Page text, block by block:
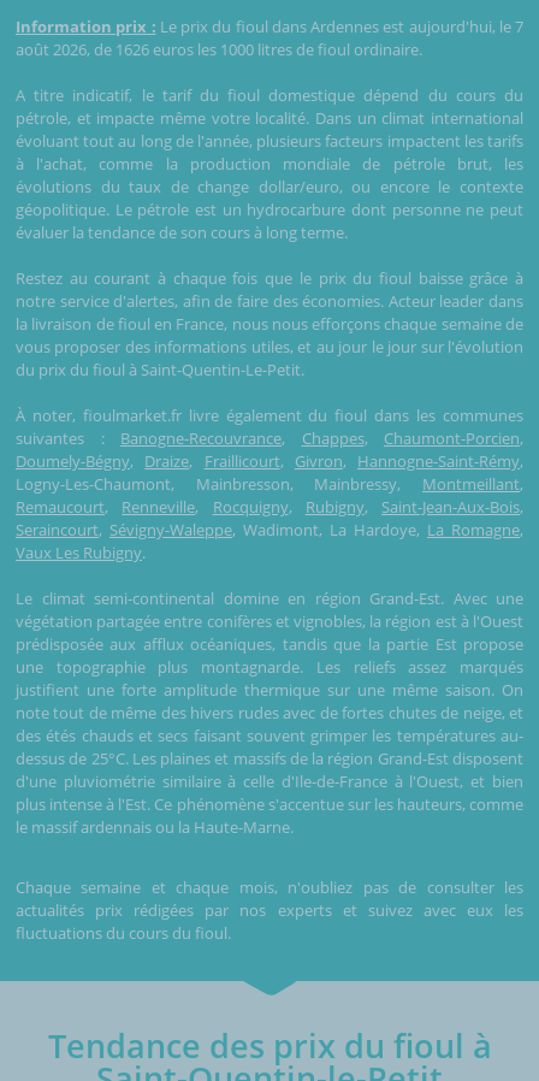
Information prix : Le prix du fioul dans Ardennes est aujourd'hui, le 7
août 2026, de 1626 euros les 1000 litres de fioul ordinaire.
A titre indicatif, le tarif du fioul domestique dépend du cours du
pétrole, et impacte même votre localité. Dans un climat international
évoluant tout au long de l'année, plusieurs facteurs impactent les tarifs
à l'achat, comme la production mondiale de pétrole brut, les
évolutions du taux de change dollar/euro, ou encore le contexte
géopolitique. Le pétrole est un hydrocarbure dont personne ne peut
évaluer la tendance de son cours à long terme.
Restez au courant à chaque fois que le prix du fioul baisse grâce à
notre service d'alertes, afin de faire des économies. Acteur leader dans
la livraison de fioul en France, nous nous efforçons chaque semaine de
vous proposer des informations utiles, et au jour le jour sur l'évolution
du prix du fioul à Saint-Quentin-Le-Petit.
À noter, fioulmarket.fr livre également du fioul dans les communes
suivantes : Banogne-Recouvrance, Chappes, Chaumont-Porcien,
Doumely-Bégny, Draize, Fraillicourt, Givron, Hannogne-Saint-Rémy,
Logny-Les-Chaumont, Mainbresson, Mainbressy, Montmeillant,
Remaucourt, Renneville, Rocquigny, Rubigny, Saint-Jean-Aux-Bois,
Seraincourt, Sévigny-Waleppe, Wadimont, La Hardoye, La Romagne,
Vaux Les Rubigny.
Le climat semi-continental domine en région Grand-Est. Avec une
végétation partagée entre conifères et vignobles, la région est à l'Ouest
prédisposée aux afflux océaniques, tandis que la partie Est propose
une topographie plus montagnarde. Les reliefs assez marqués
justifient une forte amplitude thermique sur une même saison. On
note tout de même des hivers rudes avec de fortes chutes de neige, et
des étés chauds et secs faisant souvent grimper les températures au-
dessus de 25°C. Les plaines et massifs de la région Grand-Est disposent
d'une pluviométrie similaire à celle d'Ile-de-France à l'Ouest, et bien
plus intense à l'Est. Ce phénomène s'accentue sur les hauteurs, comme
le massif ardennais ou la Haute-Marne.
Chaque semaine et chaque mois, n'oubliez pas de consulter les
actualités prix rédigées par nos experts et suivez avec eux les
fluctuations du cours du fioul.
Tendance des prix du fioul à